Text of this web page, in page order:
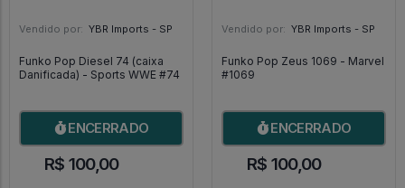
Vendido por: YBR Imports - SP
Funko Pop Diesel 74 (caixa
Danificada) - Sports WWE #74
ENCERRADO
R$ 100,00
Vendido por: YBR Imports - SP
Funko Pop Zeus 1069 - Marvel
#1069
ENCERRADO
R$ 100,00